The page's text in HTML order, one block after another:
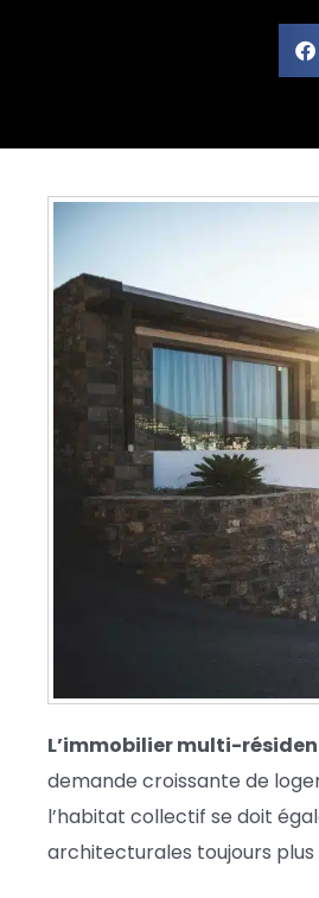
L’immobilier multi-
demande croissante de
l’habitat collectif se doit
architecturales toujours plus